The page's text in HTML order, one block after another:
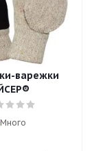
варежки
Много